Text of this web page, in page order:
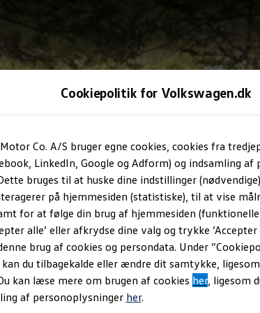
Cookiepolitik for Volkswagen.dk
Co. A/S bruger egne cookies, cookies fra
LinkedIn, Google og Adform) og indsamling af
bruges til at huske dine indstillinger
på hjemmesiden (statistiske), til at vise
for at følge din brug af hjemmesiden
alle’ eller afkrydse dine valg og trykke
brug af cookies og persondata. Under
du tilbagekalde eller ændre dit samtykke,
kan læse mere om brugen af cookies her, ligesom
af personoplysninger her.